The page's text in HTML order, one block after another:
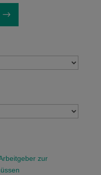
zur